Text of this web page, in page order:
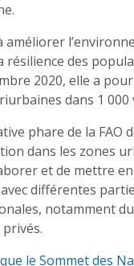
améliorer
des
2020, elle a
dans 1 000
phare de la FAO
dans les zones
et de mettre
différentes
notamment
le Sommet des